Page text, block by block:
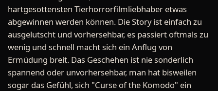
hartgesottensten Tierhorrorfilmliebhaber etwas
abgewinnen werden können. Die Story ist einfach zu
ausgelutscht und vorhersehbar, es passiert oftmals zu
wenig und schnell macht sich ein Anflug von
Ermüdung breit. Das Geschehen ist nie sonderlich
spannend oder unvorhersehbar, man hat bisweilen
sogar das Gefühl, sich "Curse of the Komodo" ein